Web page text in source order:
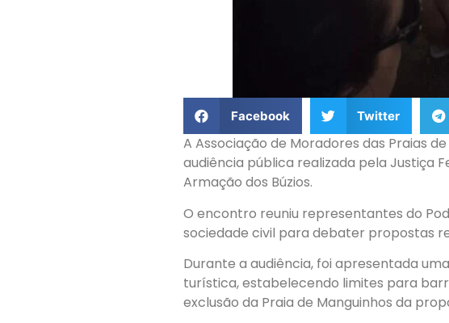
Facebook Twitter
A Associação de Moradores das Praias
audiência pública realizada pela Justiça
Armação dos Búzios.
O encontro reuniu representantes do
sociedade civil para debater propostas
Durante a audiência, foi apresentada
turística, estabelecendo limites para
exclusão da Praia de Manguinhos da